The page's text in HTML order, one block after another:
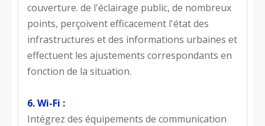
couverture. de l'éclairage public, de nombreux
points, perçoivent efficacement l'état des
infrastructures et des informations urbaines et
effectuent les ajustements correspondants en
fonction de la situation.
6. Wi-Fi :
Intégrez des équipements de communication